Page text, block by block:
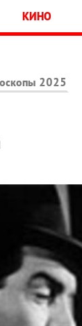
КИНО
2025